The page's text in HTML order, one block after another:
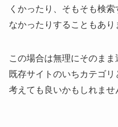
くかったり、そもそも検
なかったりすることもあり
この場合は無理にそのまま
既存サイトのいちカテゴ
考えても良いかもしれませ